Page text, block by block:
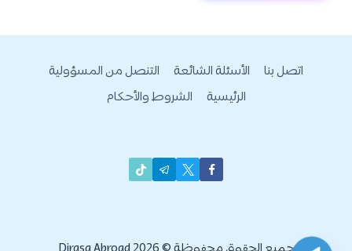
اتصل بنا الأسئلة الشائعة
التنصل من المسؤولية
الرئيسية
الشروط والأحكام